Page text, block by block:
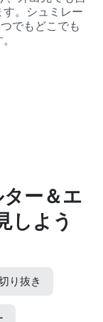
。シュミレー
でもどこでも
ー＆エ
しよう
り抜き